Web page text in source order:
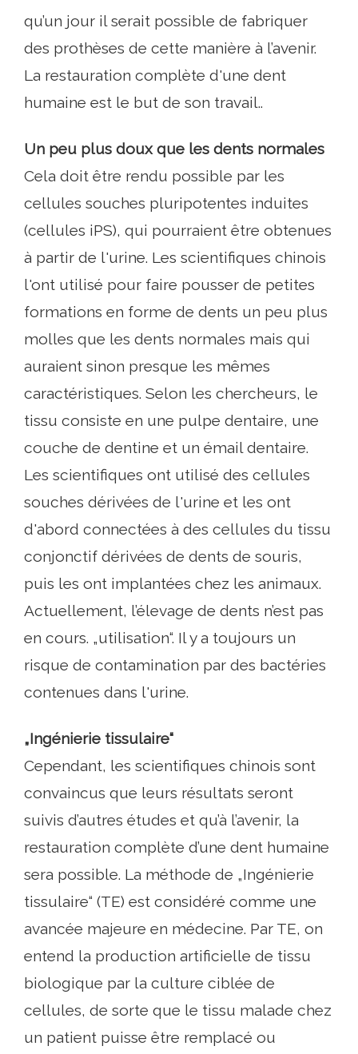
qu’un jour il serait possible de fabriquer
des prothèses de cette manière à l’avenir.
La restauration complète d'une dent
humaine est le but de son travail..
Un peu plus doux que les dents normales
Cela doit être rendu possible par les
cellules souches pluripotentes induites
(cellules iPS), qui pourraient être obtenues
à partir de l'urine. Les scientifiques chinois
l'ont utilisé pour faire pousser de petites
formations en forme de dents un peu plus
molles que les dents normales mais qui
auraient sinon presque les mêmes
caractéristiques. Selon les chercheurs, le
tissu consiste en une pulpe dentaire, une
couche de dentine et un émail dentaire.
Les scientifiques ont utilisé des cellules
souches dérivées de l'urine et les ont
d'abord connectées à des cellules du tissu
conjonctif dérivées de dents de souris,
puis les ont implantées chez les animaux.
Actuellement, l’élevage de dents n’est pas
en cours. „utilisation“. Il y a toujours un
risque de contamination par des bactéries
contenues dans l'urine.
„Ingénierie tissulaire“
Cependant, les scientifiques chinois sont
convaincus que leurs résultats seront
suivis d’autres études et qu’à l’avenir, la
restauration complète d’une dent humaine
sera possible. La méthode de „Ingénierie
tissulaire“ (TE) est considéré comme une
avancée majeure en médecine. Par TE, on
entend la production artificielle de tissu
biologique par la culture ciblée de
cellules, de sorte que le tissu malade chez
un patient puisse être remplacé ou